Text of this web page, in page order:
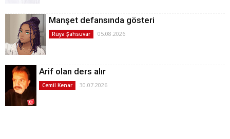
Manşet defansında gösteri
Rüya Şahsuvar 05.08.2026
Arif olan ders alır
Cemil Kenar 30.07.2026